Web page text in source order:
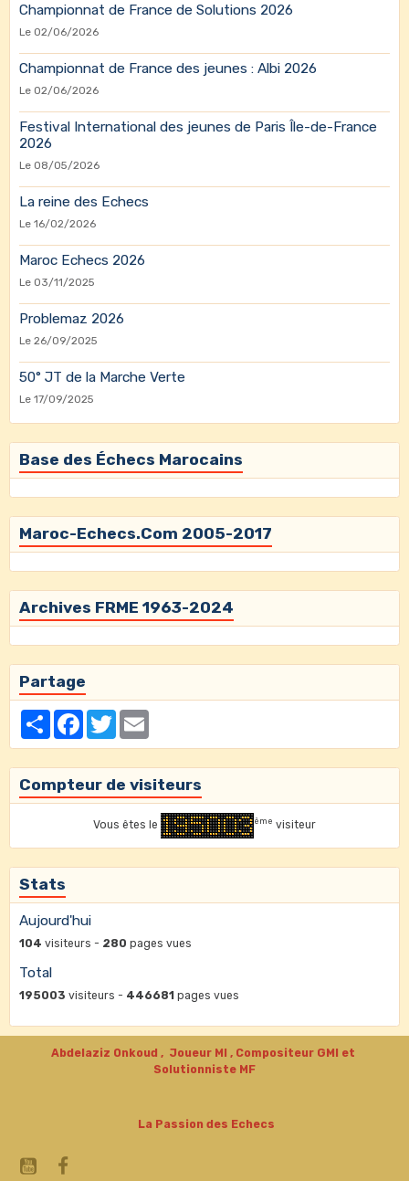
Championnat de France de Solutions 2026
Le 02/06/2026
Championnat de France des jeunes : Albi 2026
Le 02/06/2026
Festival International des jeunes de Paris Île-de-France
2026
Le 08/05/2026
La reine des Echecs
Le 16/02/2026
Maroc Echecs 2026
Le 03/11/2025
Problemaz 2026
Le 26/09/2025
50° JT de la Marche Verte
Le 17/09/2025
Base des Échecs Marocains
Maroc-Echecs.Com 2005-2017
Archives FRME 1963-2024
Partage
PartagerFacebookTwitter
Compteur de visiteurs
Vous êtes le ème visiteur
Stats
Aujourd'hui
104 visiteurs - 280 pages vues
Total
195003 visiteurs - 446681 pages vues
Abdelaziz Onkoud , Joueur MI , Compositeur GMI et
Solutionniste MF
La Passion des Echecs